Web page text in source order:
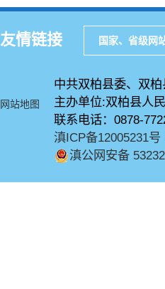
友情链接 国家、省级网
网站地图
中共双柏县委、双
主办单位:双柏县人
联系电话：0878-
滇ICP备12005231号
滇公网安备